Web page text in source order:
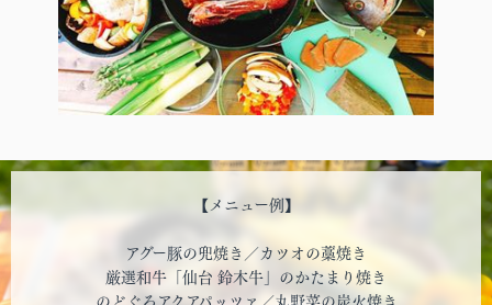
【メニュー例】
アグー豚の兜焼き／カツオの藁焼き
厳選和牛「仙台 鈴木牛」のかたまり焼き
のどぐろアクアパッツァ／丸野菜の炭火焼き